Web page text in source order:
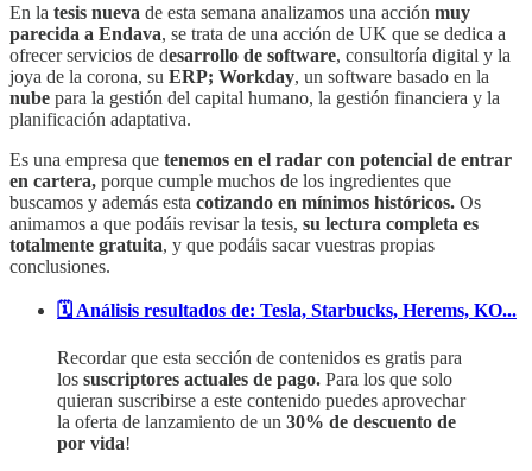
En la tesis nueva de esta semana analizamos una acción muy
parecida a Endava, se trata de una acción de UK que se dedica a
ofrecer servicios de desarrollo de software, consultoría digital y la
joya de la corona, su ERP; Workday, un software basado en la
nube para la gestión del capital humano, la gestión financiera y la
planificación adaptativa.
Es una empresa que tenemos en el radar con potencial de entrar
en cartera, porque cumple muchos de los ingredientes que
buscamos y además esta cotizando en mínimos históricos. Os
animamos a que podáis revisar la tesis, su lectura completa es
totalmente gratuita, y que podáis sacar vuestras propias
conclusiones.
🗓️ Análisis resultados de: Tesla, Starbucks, Herems, KO...
Recordar que esta sección de contenidos es gratis para
los suscriptores actuales de pago. Para los que solo
quieran suscribirse a este contenido puedes aprovechar
la oferta de lanzamiento de un 30% de descuento de
por vida!